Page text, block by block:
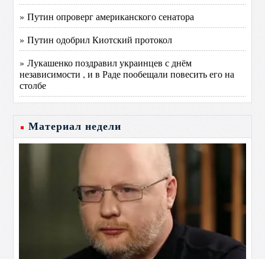
» Путин опроверг американского сенатора
» Путин одобрил Киотский протокол
» Лукашенко поздравил украинцев с днём
независимости , и в Раде пообещали повесить его на
столбе
Материал недели